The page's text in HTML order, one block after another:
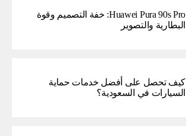
Huawei Pura 90s Pro: خفة التصميم وقوة
البطارية والتصوير
كيف تحصل على أفضل خدمات حماية
السيارات في السعودية؟